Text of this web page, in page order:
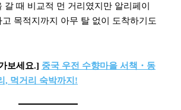
갈 때 비교적 먼 거리였지만 알리페이
목적지까지 아무 탈 없이 도착하기도
보세요.] 중국 우전 수향마을 서책・동
, 먹거리 숙박까지!